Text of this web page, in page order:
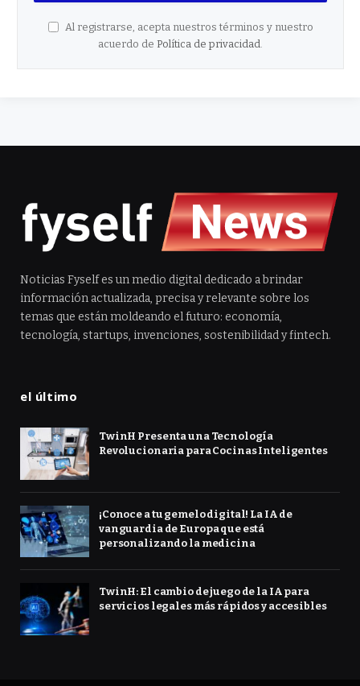
Al registrarse, acepta nuestros términos y nuestro
acuerdo de Política de privacidad.
Noticias Fyself es un medio digital dedicado a brindar
información actualizada, precisa y relevante sobre los
temas que están moldeando el futuro: economía,
tecnología, startups, invenciones, sostenibilidad y fintech.
el último
TwinH Presenta una Tecnología
Revolucionaria para Cocinas Inteligentes
¡Conoce a tu gemelo digital! La IA de
vanguardia de Europa que está
personalizando la medicina
TwinH: El cambio de juego de la IA para
servicios legales más rápidos y accesibles